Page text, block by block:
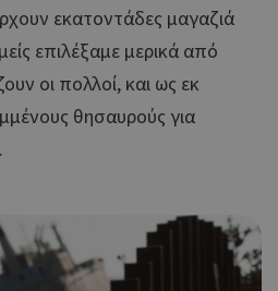
εκατοντάδες μαγαζιά
επιλέξαμε μερικά από
οι πολλοί, και ως εκ
θησαυρούς για